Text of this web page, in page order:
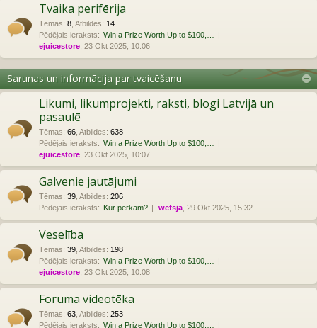
Tvaika perifērija
Tēmas: 8 Atbildes: 14
Pēdējais ieraksts: Win a Prize Worth Up to $100,…
ejuicestore , 23 Okt 2025, 10:06
Sarunas un informācija par tvaicēšanu
Likumi, likumprojekti, raksti, blogi Latvijā un
pasaulē
Tēmas: 66 Atbildes: 638
Pēdējais ieraksts: Win a Prize Worth Up to $100,…
ejuicestore , 23 Okt 2025, 10:07
Galvenie jautājumi
Tēmas: 39 Atbildes: 206
Pēdējais ieraksts: Kur pērkam? wefsja , 29 Okt 2025, 15:32
Veselība
Tēmas: 39 Atbildes: 198
Pēdējais ieraksts: Win a Prize Worth Up to $100,…
ejuicestore , 23 Okt 2025, 10:08
Foruma videotēka
Tēmas: 63 Atbildes: 253
Pēdējais ieraksts: Win a Prize Worth Up to $100,…